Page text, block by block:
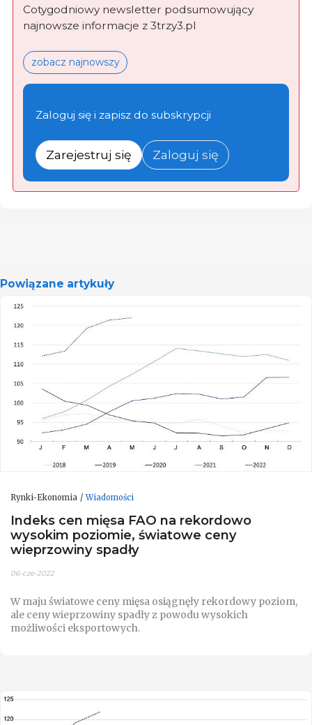
Cotygodniowy newsletter podsumowujący
najnowsze informacje z 3trzy3.pl
zobacz najnowszy
Zaloguj się i zapisz do subskrypcji
Zarejestruj się Zaloguj się
Powiązane artykuły
Rynki-Ekonomia Wiadomości
Indeks cen mięsa FAO na rekordowo
wysokim poziomie, światowe ceny
wieprzowiny spadły
06-cze-2022
W maju światowe ceny mięsa osiągnęły rekordowy poziom,
ale ceny wieprzowiny spadły z powodu wysokich
możliwości eksportowych.